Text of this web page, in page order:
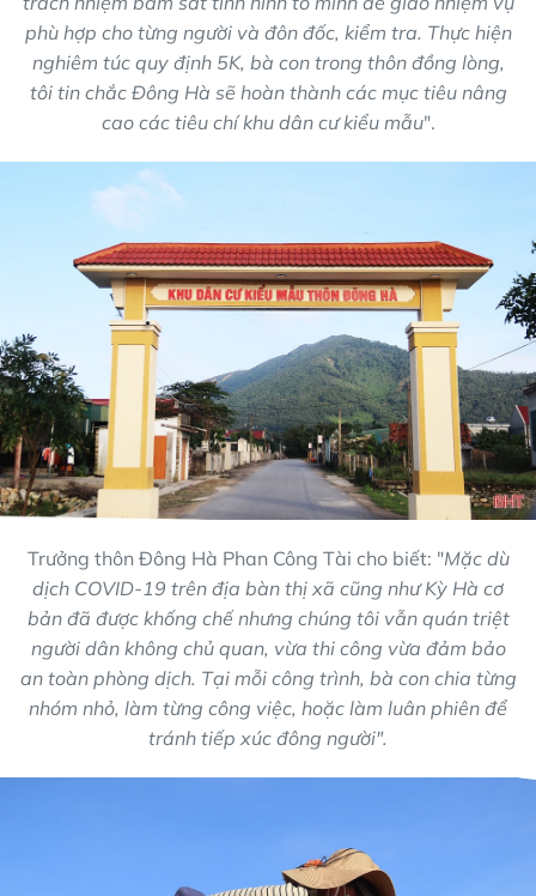
phù hợp cho từng người và đôn đốc, kiểm tra. Thực hiện
nghiêm túc quy định 5K, bà con trong thôn đồng lòng,
tôi tin chắc Đông Hà sẽ hoàn thành các mục tiêu nâng
cao các tiêu chí khu dân cư kiểu mẫu".
Trưởng thôn Đông Hà Phan Công Tài cho biết: "Mặc dù
dịch COVID-19 trên địa bàn thị xã cũng như Kỳ Hà cơ
bản đã được khống chế nhưng chúng tôi vẫn quán triệt
người dân không chủ quan, vừa thi công vừa đảm bảo
an toàn phòng dịch. Tại mỗi công trình, bà con chia từng
nhóm nhỏ, làm từng công việc, hoặc làm luân phiên để
tránh tiếp xúc đông người".